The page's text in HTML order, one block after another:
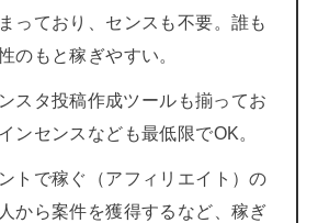
っており、センスも不要。誰も
のもと稼ぎやすい。
スタ投稿作成ツールも揃ってお
ンセンスなども最低限でOK。
トで稼ぐ（アフィリエイト）の
から案件を獲得するなど、稼ぎ